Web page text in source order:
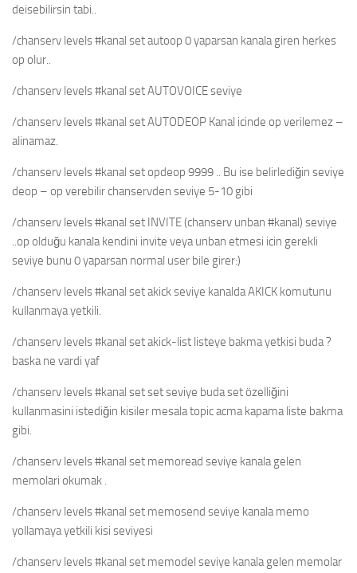
deisebilirsin tabi..
/chanserv levels #kanal set autoop 0 yaparsan kanala giren herkes
op olur..
/chanserv levels #kanal set AUTOVOICE seviye
/chanserv levels #kanal set AUTODEOP Kanal icinde op verilemez –
alinamaz.
/chanserv levels #kanal set opdeop 9999 .. Bu ise belirlediğin seviye
deop – op verebilir chanservden seviye 5-10 gibi
/chanserv levels #kanal set INVITE (chanserv unban #kanal) seviye
..op olduğu kanala kendini invite veya unban etmesi icin gerekli
seviye bunu 0 yaparsan normal user bile girer:)
/chanserv levels #kanal set akick seviye kanalda AKICK komutunu
kullanmaya yetkili.
/chanserv levels #kanal set akick-list listeye bakma yetkisi buda ?
baska ne vardi yaf
/chanserv levels #kanal set set seviye buda set özelliğini
kullanmasini istediğin kisiler mesala topic acma kapama liste bakma
gibi.
/chanserv levels #kanal set memoread seviye kanala gelen
memolari okumak .
/chanserv levels #kanal set memosend seviye kanala memo
yollamaya yetkili kisi seviyesi
/chanserv levels #kanal set memodel seviye kanala gelen memolar